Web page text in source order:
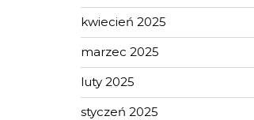
kwiecień 2025
marzec 2025
luty 2025
styczeń 2025